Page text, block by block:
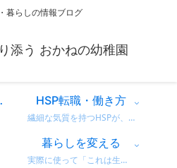
暮らしの情報ブログ
添う おかねの幼稚園
スタートページ HSP転職・働き方
繊細な気質を持つHSPが、自分に合った働き方を見つけるための情報をまとめています。 営業職での転職体験談や、向いている仕事・避けたい職場の特徴など、リアルな視点からお届け。 「もう我慢しない」働き方を一緒に考えてみませんか？
暮らしを変える
実際に使って「これは生活が変わった！」と感じた商品・サービスのレビューをまとめています。 デロンギのコーヒーマシンやドラム式洗濯機など、日常がちょっと豊かになるリアルな使用感をお届け。 迷っている方の参考になればうれしいです。